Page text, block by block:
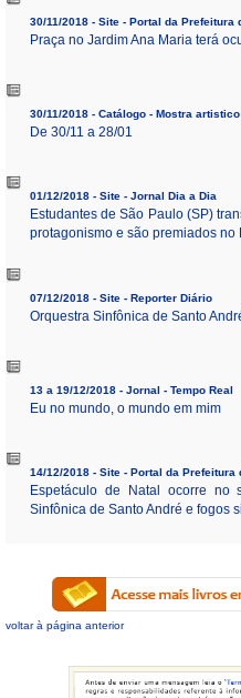
30/11/2018 - Site - Portal da Prefeitura
Praça no Jardim Ana Maria terá
30/11/2018 - Catálogo - Mostra
De 30/11 a 28/01
01/12/2018 - Site - Jornal Dia a Dia
Estudantes de São Paulo (SP)
protagonismo e são premiados
07/12/2018 - Site - Reporter Diário
Orquestra Sinfônica de Santo
13 a 19/12/2018 - Jornal - Tempo Real
Eu no mundo, o mundo em mim
14/12/2018 - Site - Portal da Prefeitura
Espetáculo de Natal ocorre no
Sinfônica de Santo André e fogos
voltar à página anterior